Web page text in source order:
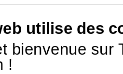
utilise des
bienvenue sur
!